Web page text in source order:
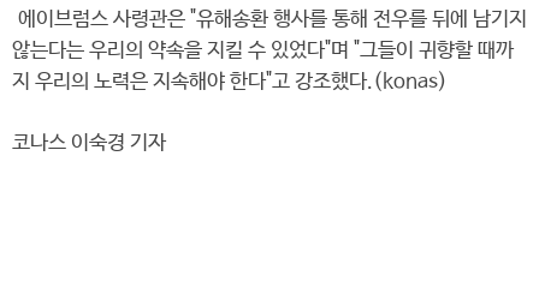
에이브럼스 사령관은 "유해송환 행사를 통해 전우를 뒤에 남기지
않는다는 우리의 약속을 지킬 수 있었다"며 "그들이 귀향할 때까
지 우리의 노력은 지속해야 한다"고 강조했다.(konas)
코나스 이숙경 기자